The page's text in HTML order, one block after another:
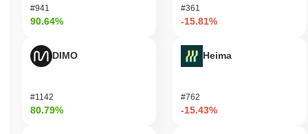
#941
90.64%
DIMO
#1142
80.79%
#361
-15.81%
Heima
#762
-15.43%